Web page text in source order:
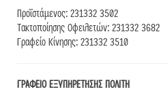
Προϊστάμενος: 231332 3502
Τακτοποίησης Οφειλετών: 231332 3682
Γραφείο Κίνησης: 231332 3510
ΓΡΑΦΕΙΟ ΕΞΥΠΗΡΕΤΗΣΗΣ ΠΟΛΙΤΗ